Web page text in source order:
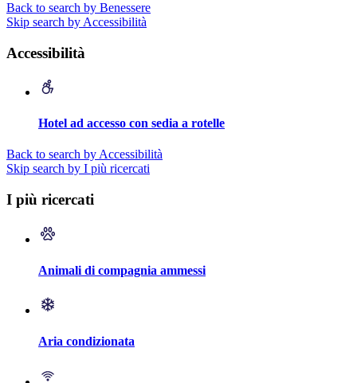
Back to search by Benessere
Skip search by Accessibilità
Accessibilità
Hotel ad accesso con sedia a rotelle
Back to search by Accessibilità
Skip search by I più ricercati
I più ricercati
Animali di compagnia ammessi
Aria condizionata